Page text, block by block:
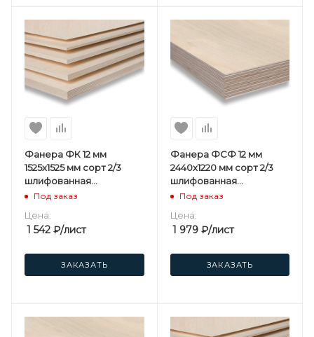
Фанера ФК 12 мм
1525х1525 мм сорт 2/3
шлифованная
березовая
Под заказ
Цена:
1 542 ₽/лист
ЗАКАЗАТЬ
Фанера ФСФ 12 мм
2440х1220 мм сорт 2/3
шлифованная
березовая
Под заказ
Цена:
1 979₽/лист
ЗАКАЗАТЬ